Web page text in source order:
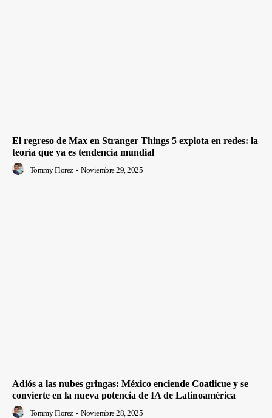
El regreso de Max en Stranger Things 5 explota en redes: la
teoría que ya es tendencia mundial
Tommy Florez - Noviembre 29, 2025
Adiós a las nubes gringas: México enciende Coatlicue y se
convierte en la nueva potencia de IA de Latinoamérica
Tommy Florez - Noviembre 28, 2025